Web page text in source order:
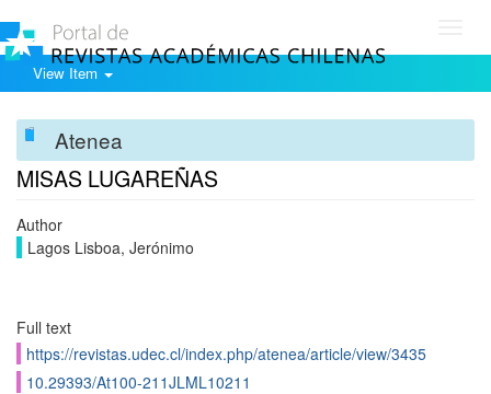
View Item
Atenea
MISAS LUGAREÑAS
Author
Lagos Lisboa, Jerónimo
Full text
https://revistas.udec.cl/index.php/atenea/article/view/3435
10.29393/At100-211JLML10211